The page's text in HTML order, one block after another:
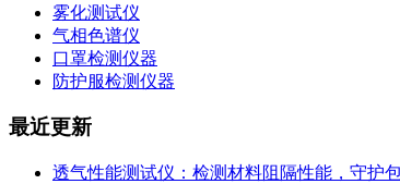
雾化测试仪
气相色谱仪
口罩检测仪器
防护服检测仪器
最近更新
透气性能测试仪：检测材料阻隔性能，守护